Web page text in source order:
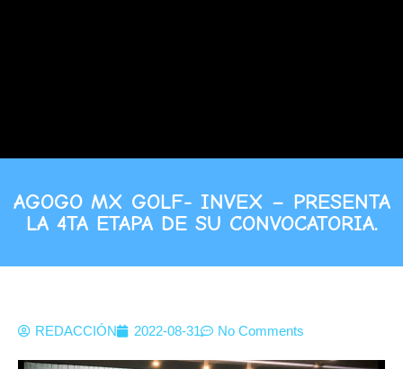
AGOGO MX GOLF- INVEX – PRESENTA
LA 4TA ETAPA DE SU CONVOCATORIA.
REDACCIÓN 2022-08-31 No Comments